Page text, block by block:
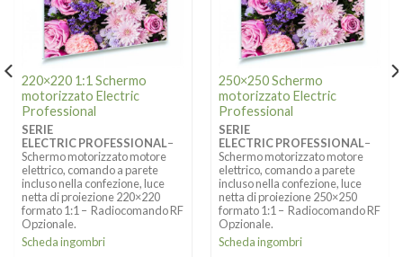
220×220 1:1 Schermo
motorizzato Electric
Professional
SERIE
ELECTRIC PROFESSIONAL–
Schermo motorizzato motore
elettrico, comando a parete
incluso nella confezione, luce
netta di proiezione 220×220
formato 1:1 – Radiocomando RF
Opzionale.
Scheda ingombri
250×250 Schermo
motorizzato Electric
Professional
SERIE
ELECTRIC PROFESSIONAL–
Schermo motorizzato motore
elettrico, comando a parete
incluso nella confezione, luce
netta di proiezione 250×250
formato 1:1 – Radiocomando RF
Opzionale.
Scheda ingombri